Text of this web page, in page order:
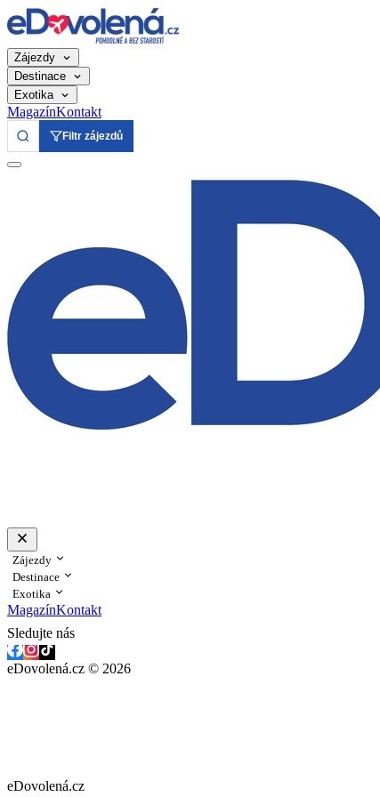
Zájezdy
Destinace
Exotika
MagazínKontakt
Filtr zájezdů
Zájezdy
Destinace
Exotika
MagazínKontakt
Sledujte nás
eDovolená.cz © 2026
eDovolená.cz